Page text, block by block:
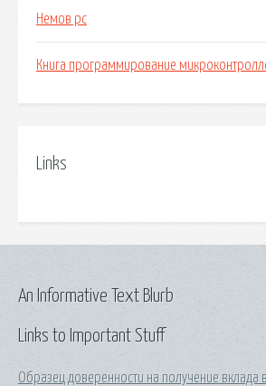
Немов рс
Книга программирование
Links
Links to Important Stuff
Образец доверенности на получение вклада
An Informative Text Blurb